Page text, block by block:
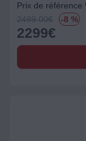
Prix de référence
2499.00€ -8 %
2299€